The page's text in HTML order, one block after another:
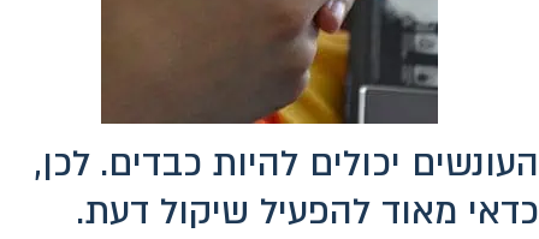
העונשים יכולים להיות כבדים. לכן,
כדאי מאוד להפעיל שיקול דעת.